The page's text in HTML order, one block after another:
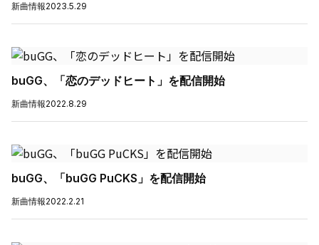
新曲情報2023.5.29
buGG、「恋のデッドヒート」を配信開始
新曲情報2022.8.29
buGG、「buGG PuCKS」を配信開始
新曲情報2022.2.21